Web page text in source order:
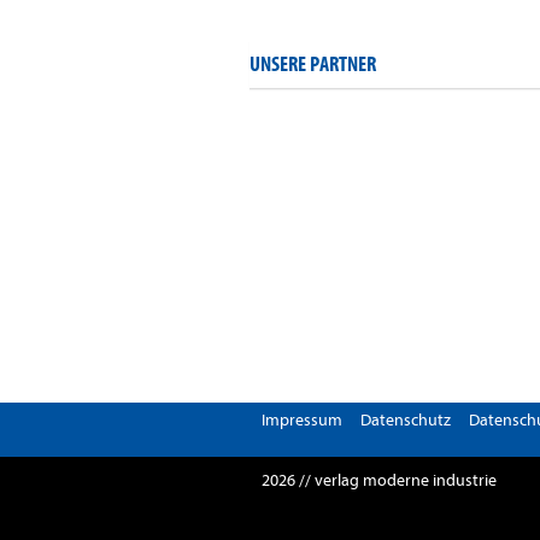
UNSERE PARTNER
Impressum Datenschutz
2026 // verlag moderne industrie